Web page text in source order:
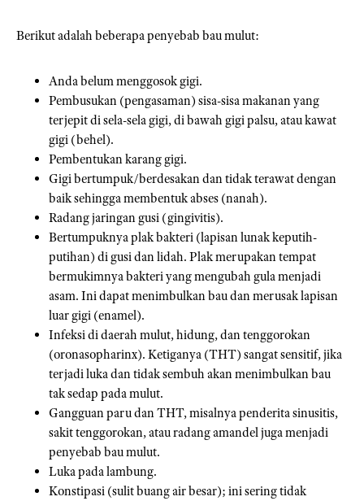
Berikut adalah beberapa penyebab bau mulut:
Anda belum menggosok gigi.
Pembusukan (pengasaman) sisa-sisa makanan yang
terjepit di sela-sela gigi, di bawah gigi palsu, atau kawat
gigi (behel).
Pembentukan karang gigi.
Gigi bertumpuk/berdesakan dan tidak terawat dengan
baik sehingga membentuk abses (nanah).
Radang jaringan gusi (gingivitis).
Bertumpuknya plak bakteri (lapisan lunak keputih-
putihan) di gusi dan lidah. Plak merupakan tempat
bermukimnya bakteri yang mengubah gula menjadi
asam. Ini dapat menimbulkan bau dan merusak lapisan
luar gigi (enamel).
Infeksi di daerah mulut, hidung, dan tenggorokan
(oronasopharinx). Ketiganya (THT) sangat sensitif, jika
terjadi luka dan tidak sembuh akan menimbulkan bau
tak sedap pada mulut.
Gangguan paru dan THT, misalnya penderita sinusitis,
sakit tenggorokan, atau radang amandel juga menjadi
penyebab bau mulut.
Luka pada lambung.
Konstipasi (sulit buang air besar); ini sering tidak